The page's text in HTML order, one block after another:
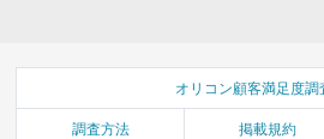
オリコン顧客満足度調
調査方法 掲載規約